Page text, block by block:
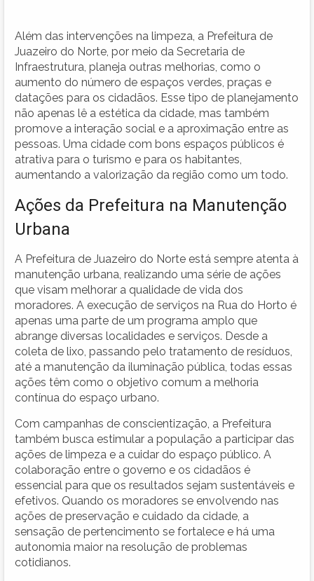
Além das intervenções na limpeza, a Prefeitura de
Juazeiro do Norte, por meio da Secretaria de
Infraestrutura, planeja outras melhorias, como o
aumento do número de espaços verdes, praças e
datações para os cidadãos. Esse tipo de planejamento
não apenas lê a estética da cidade, mas também
promove a interação social e a aproximação entre as
pessoas. Uma cidade com bons espaços públicos é
atrativa para o turismo e para os habitantes,
aumentando a valorização da região como um todo.
Ações da Prefeitura na Manutenção
Urbana
A Prefeitura de Juazeiro do Norte está sempre atenta à
manutenção urbana, realizando uma série de ações
que visam melhorar a qualidade de vida dos
moradores. A execução de serviços na Rua do Horto é
apenas uma parte de um programa amplo que
abrange diversas localidades e serviços. Desde a
coleta de lixo, passando pelo tratamento de resíduos,
até a manutenção da iluminação pública, todas essas
ações têm como o objetivo comum a melhoria
contínua do espaço urbano.
Com campanhas de conscientização, a Prefeitura
também busca estimular a população a participar das
ações de limpeza e a cuidar do espaço público. A
colaboração entre o governo e os cidadãos é
essencial para que os resultados sejam sustentáveis e
efetivos. Quando os moradores se envolvendo nas
ações de preservação e cuidado da cidade, a
sensação de pertencimento se fortalece e há uma
autonomia maior na resolução de problemas
cotidianos.